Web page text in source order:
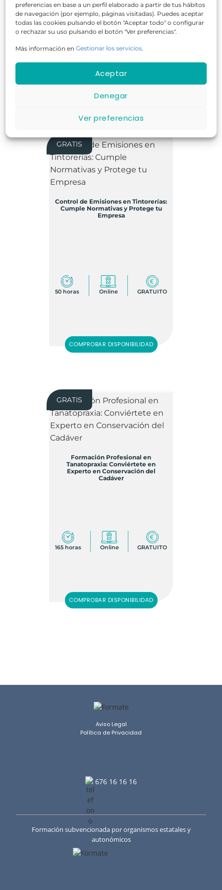
preferencias en base a un perfil elaborado a partir de tus hábitos
de navegación (por ejemplo, páginas visitadas). Puedes aceptar
todas las cookies pulsando el botón "Aceptar todo" o configurar
o rechazar su uso pulsando el botón "Ver preferencias".
Más información enGestionar los servicios.
Aceptar
Denegar
Ver preferencias
20 horas Online GRATUITO
GRATIS
Control de Emisiones en Tintorerías:
Cumple Normativas y Protege tu
Empresa
50 horas Online GRATUITO
COMPROBAR DISPONIBILIDAD
GRATIS
Formación Profesional en
Tanatopraxia: Conviértete en
Experto en Conservación del
Cadáver
165 horas Online GRATUITO
COMPROBAR DISPONIBILIDAD
Aviso Legal
Política de Privacidad
676 16 16 16
Formación subvencionada por organismos estatales y
autonómicos